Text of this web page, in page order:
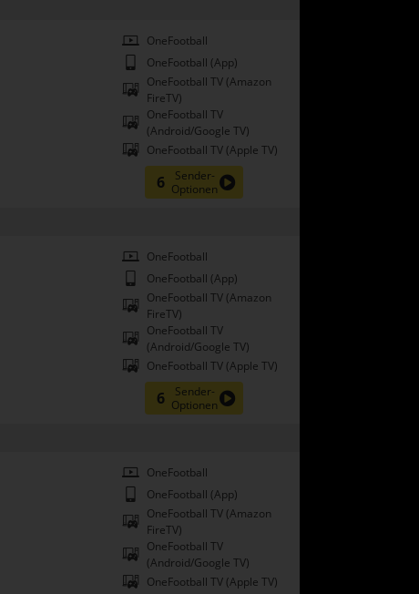
OneFootball
OneFootball (App)
OneFootball TV (Amazon
FireTV)
OneFootball TV
(Android/Google TV)
OneFootball TV (Apple TV)
6
Sender-
Optionen
OneFootball
OneFootball (App)
OneFootball TV (Amazon
FireTV)
OneFootball TV
(Android/Google TV)
OneFootball TV (Apple TV)
6
Sender-
Optionen
OneFootball
OneFootball (App)
OneFootball TV (Amazon
FireTV)
OneFootball TV
(Android/Google TV)
OneFootball TV (Apple TV)